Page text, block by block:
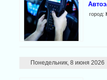
город:
Понедельник, 8 июня 2026